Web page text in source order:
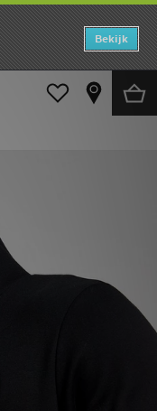
Bekijk